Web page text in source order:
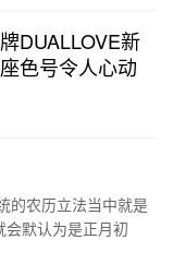
DUALLOVE新
色号令人心动
的农历立法当中就是
默认为是正月初